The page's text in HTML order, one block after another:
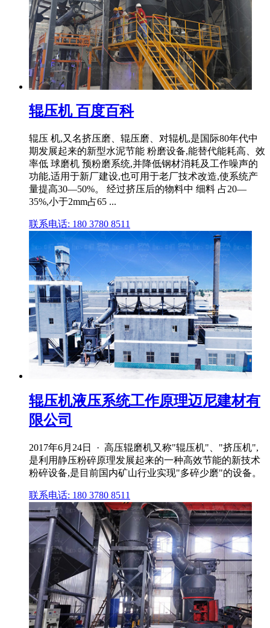
辊压机 百度百科
辊压 机,又名挤压磨、辊压磨、对辊机,是国际80年代中
期发展起来的新型水泥节能 粉磨设备,能替代能耗高、效
率低 球磨机 预粉磨系统,并降低钢材消耗及工作噪声的
功能,适用于新厂建设,也可用于老厂技术改造,使系统产
量提高30—50%。 经过挤压后的物料中 细料 占20—
35%,小于2mm占65 ...
联系电话: 180 3780 8511
辊压机液压系统工作原理迈尼建材有
限公司
2017年6月24日 · 高压辊磨机又称"辊压机"、"挤压机",
是利用静压粉碎原理发展起来的一种高效节能的新技术
粉碎设备,是目前国内矿山行业实现"多碎少磨"的设备。
联系电话: 180 3780 8511